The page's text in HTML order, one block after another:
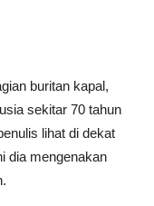
buritan kapal,
sekitar 70 tahun
lihat di dekat
dia mengenakan